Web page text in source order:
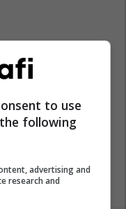
to use
following
advertising and
research and